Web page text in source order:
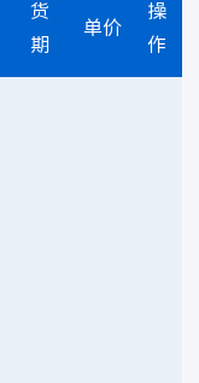
货
期
单价
操
作